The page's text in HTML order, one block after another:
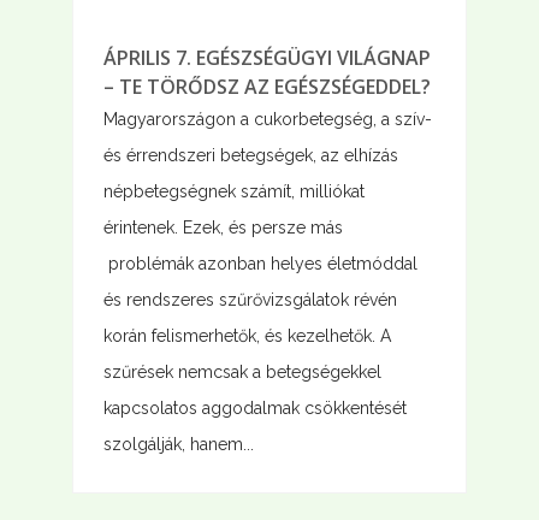
ÁPRILIS 7. EGÉSZSÉGÜGYI VILÁGNAP
– TE TÖRŐDSZ AZ EGÉSZSÉGEDDEL?
Magyarországon a cukorbetegség, a szív-
és érrendszeri betegségek, az elhízás
népbetegségnek számít, milliókat
érintenek. Ezek, és persze más
problémák azonban helyes életmóddal
és rendszeres szűrővizsgálatok révén
korán felismerhetők, és kezelhetők. A
szűrések nemcsak a betegségekkel
kapcsolatos aggodalmak csökkentését
szolgálják, hanem...